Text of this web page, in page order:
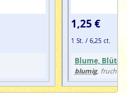
1,25 €
1 St. / 6,25 ct.
Blume, Blüte
blumig,